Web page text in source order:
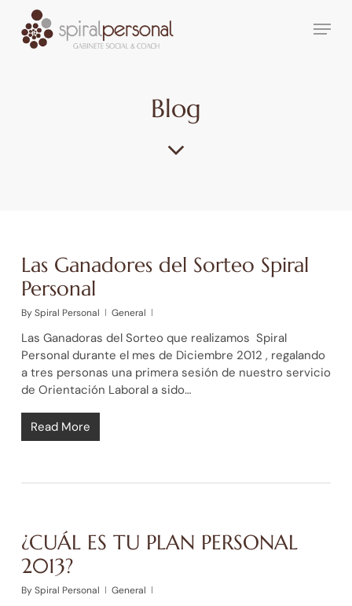
main
Menu
Blog
Las Ganadores del Sorteo Spiral
Personal
BySpiral Personal General
Las Ganadoras del Sorteo que realizamos Spiral
Personal durante el mes de Diciembre 2012 , regalando
a tres personas una primera sesión de nuestro servicio
de Orientación Laboral a sido…
Read More
¿CUÁL ES TU PLAN PERSONAL
2013?
BySpiral Personal General